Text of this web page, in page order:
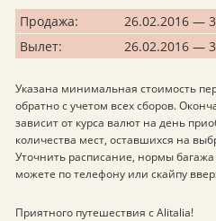
Продажа:
26.02.2016 —
Вылет:
26.02.2016 —
Указана минимальная стоимость
обратно с учетом всех сборов.
зависит от курса валют на день
количества мест, оставшихся на
Уточнить расписание, нормы
можете по телефону или скайпу
Приятного путешествия с Alitalia!